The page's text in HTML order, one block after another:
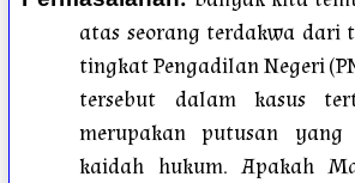
atas seorang terdakwa dari
tingkat Pengadilan Negeri
tersebut dalam kasus
merupakan putusan yang
kaidah hukum. Apakah